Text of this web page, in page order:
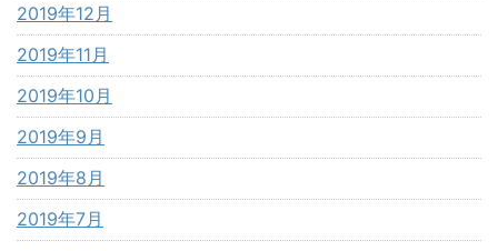
2019年12月
2019年11月
2019年10月
2019年9月
2019年8月
2019年7月